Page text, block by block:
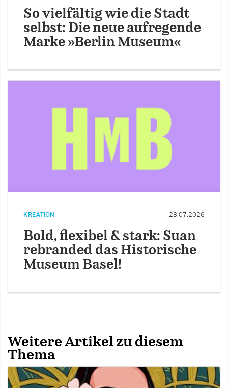
So vielfältig wie die Stadt
selbst: Die neue aufregende
Marke »Berlin Museum«
KREATION 28.07.2026
Bold, flexibel & stark: Suan
rebranded das Historische
Museum Basel!
Weitere Artikel zu diesem
Thema